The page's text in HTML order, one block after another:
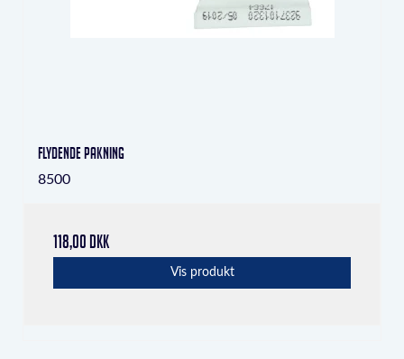
Flydende pakning
8500
118,00 DKK
Vis produkt